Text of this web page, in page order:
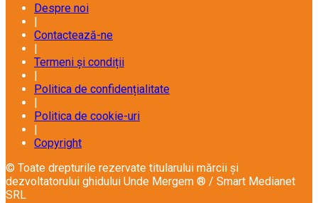
Despre noi
Contactează-ne
Termeni și condiții
Politica de confidențialitate
Politica de cookie-uri
Copyright
© Toate drepturile rezervate titularului mărcii și
dezvoltatorului ghidului Unde Mergem ® / Smart Medianet
SRL